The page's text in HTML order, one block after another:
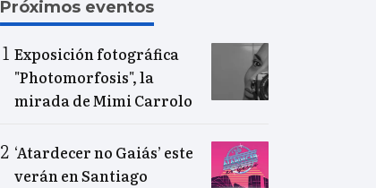
Próximos eventos
Exposición fotográfica
"Photomorfosis", la
mirada de Mimi Carrolo
‘Atardecer no Gaiás’ este
verán en Santiago